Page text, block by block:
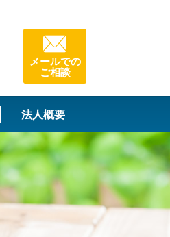
メールでの
ご相談
法人概要